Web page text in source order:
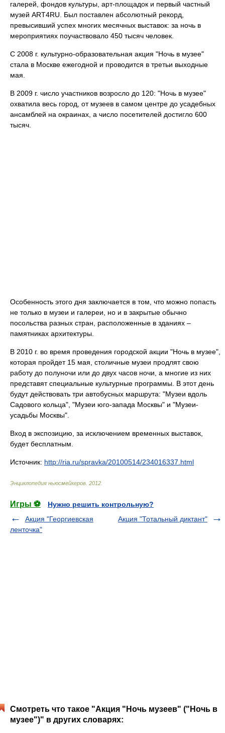
галерей, фондов культуры, арт-площадок и первый частный
музей ART4RU. Был поставлен абсолютный рекорд,
превысивший успех многих месячных выставок: за ночь в
мероприятиях поучаствовало 450 тысяч человек.
С 2008 г. культурно-образовательная акция "Ночь в музее"
стала в Москве ежегодной и проводится в третьи выходные
мая.
В 2009 г. число участников возросло до 120: "Ночь в музее"
охватила весь город, от музеев в самом центре до усадебных
ансамблей на окраинах, а число посетителей достигло 600
тысяч.
Особенность этого дня заключается в том, что можно попасть
не только в музеи и галереи, но и в закрытые обычно
посольства разных стран, расположенные в зданиях –
памятниках архитектуры.
В 2010 г. во время проведения городской акции "Ночь в музее",
которая пройдет 15 мая, столичные музеи продлят свою
работу до полуночи или до двух часов ночи, а многие из них
представят специальные культурные программы. В этот день
будут действовать три автобусных маршрута: "Музеи вдоль
Садового кольца", "Музеи юго-запада Москвы" и "Музеи-
усадьбы Москвы".
Вход в экспозицию, за исключением временных выставок,
будет бесплатным.
Источник: http://ria.ru/spravka/20100514/234016337.html
Энциклопедия ньюсмейкеров 2012
Игры ⚽
Нужно решить контрольную?
Акция "Георгиевская
ленточка"
Акция "Тотальный диктант"
Смотреть что такое "Акция "Ночь музеев" ("Ночь в
музее")" в других словарях: